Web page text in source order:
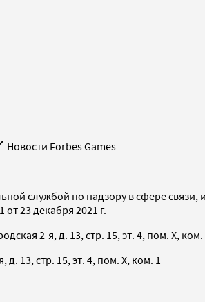
Новости Forbes Games
службой по надзору в сфере
23 декабря 2021 г.
2-я, д. 13, стр. 15, эт. 4, пом. X, ком.
13, стр. 15, эт. 4, пом. X, ком. 1